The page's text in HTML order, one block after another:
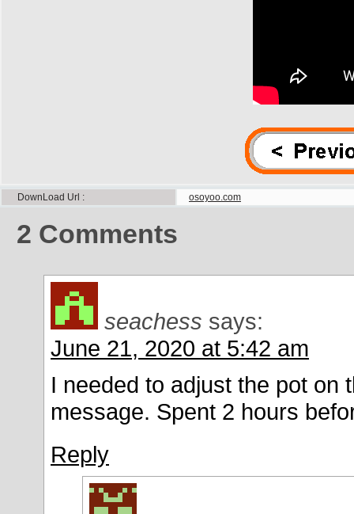
DownLoad Url osoyoo.com
2 Comments
seachess says:
June 21, 2020 at 5:42 am
I needed to adjust the pot on
message. Spent 2 hours
Reply